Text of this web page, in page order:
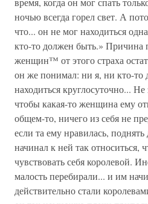
ночью всегда горел свет. А
что... он не мог находиться
кто-то должен быть.» Причина
женщин™ от этого страха
он же понимал: ни я, ни кто-то
находиться круглосуточно...
чтобы какая-то женщина ему
общем-то, ничего из себя не
если та ему нравилась,
начинал к ней так относиться,
чувствовать себя королевой.
малость перебирали... и им
действительно стали